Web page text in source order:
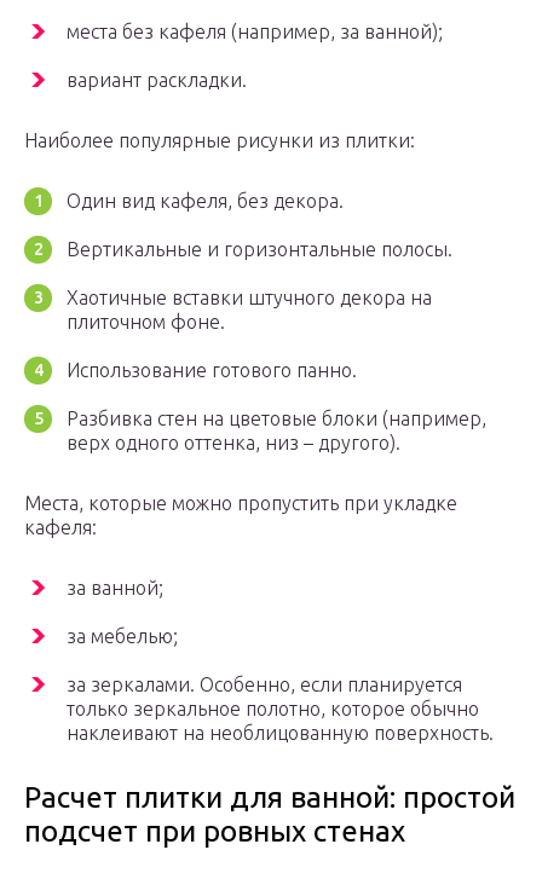
места без кафеля (например, за ванной);
вариант раскладки.
Наиболее популярные рисунки из плитки:
Один вид кафеля, без декора.
Вертикальные и горизонтальные полосы.
Хаотичные вставки штучного декора на
плиточном фоне.
Использование готового панно.
Разбивка стен на цветовые блоки (например,
верх одного оттенка, низ – другого).
Места, которые можно пропустить при укладке
кафеля:
за ванной;
за мебелью;
за зеркалами. Особенно, если планируется
только зеркальное полотно, которое обычно
наклеивают на необлицованную поверхность.
Расчет плитки для ванной: простой
подсчет при ровных стенах